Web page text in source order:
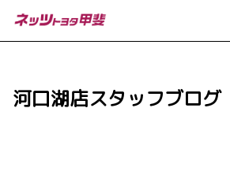
河口湖店スタッフブログ